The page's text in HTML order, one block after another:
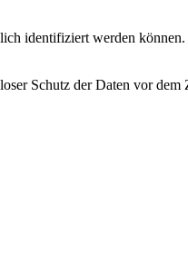
identifiziert werden
Schutz der Daten vor